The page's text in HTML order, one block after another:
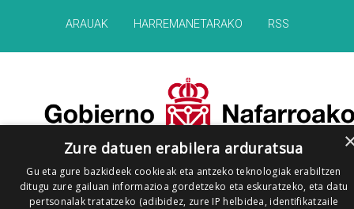
ARAUAK HARREMANETARAKO RSS
Zure datuen erabilera arduratsua
Gu eta gure bazkideek cookieak eta antzeko teknologiak erabiltzen
ditugu zure gailuan informazioa gordetzeko eta eskuratzeko, eta datu
pertsonalak tratatzeko (adibidez, zure IP helbidea, identifikatzaile